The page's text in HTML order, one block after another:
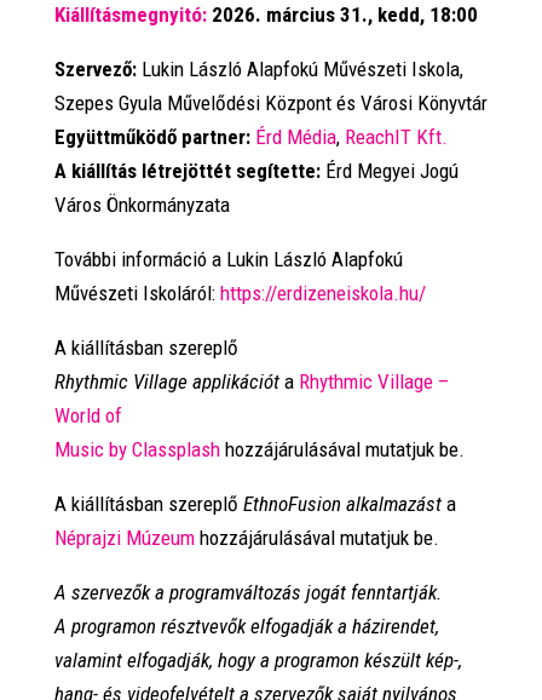
Kiállításmegnyitó: 2026. március 31., kedd, 18:00
Szervező: Lukin László Alapfokú Művészeti Iskola,
Szepes Gyula Művelődési Központ és Városi Könyvtár
Együttműködő partner: Érd Média,ReachIT Kft.
A kiállítás létrejöttét segítette:Érd Megyei Jogú
Város Önkormányzata
További információ a Lukin László Alapfokú
Művészeti Iskoláról: https://erdizeneiskola.hu/
A kiállításban szereplő
Rhythmic Village applikációta Rhythmic Village–
World of
Music by Classplashhozzájárulásával mutatjukbe.
A kiállításban szereplő EthnoFusion alkalmazásta
Néprajzi Múzeumhozzájárulásával mutatjukbe.
A szervezők a programváltozás jogát fenntartják.
A programon résztvevők elfogadják a házirendet,
valamint elfogadják, hogy a programon készült kép-,
hang- és videofelvételt a szervezők saját nyilvános